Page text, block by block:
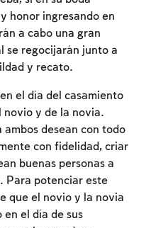
honor ingresando en
a cabo una gran
se regocijarán junto a
y recato.
el día del casamiento
novio y de la novia.
ambos desean con todo
con fidelidad, criar
buenas personas a
Para potenciar este
que el novio y la novia
el día de sus